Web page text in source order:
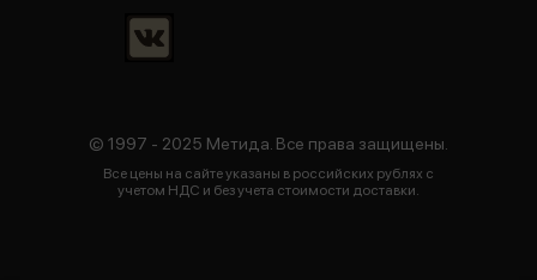
© 1997 - 2025 Метида. Все права защищены.
Все цены на сайте указаны в российских рублях с
учетом НДС и без учета стоимости доставки.